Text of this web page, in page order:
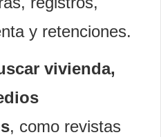
y retenciones.
vivienda,
, como revistas